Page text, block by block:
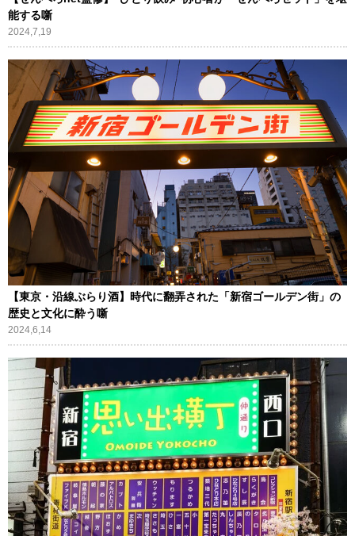
能する噺
2024,7,19
【東京・沿線ぶらり酒】時代に翻弄された「新宿ゴールデン街」の
歴史と文化に酔う噺
2024,6,14